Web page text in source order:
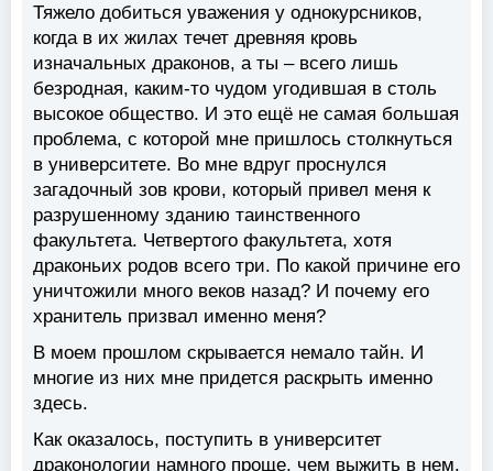
Тяжело добиться уважения у однокурсников,
когда в их жилах течет древняя кровь
изначальных драконов, а ты – всего лишь
безродная, каким-то чудом угодившая в столь
высокое общество. И это ещё не самая большая
проблема, с которой мне пришлось столкнуться
в университете. Во мне вдруг проснулся
загадочный зов крови, который привел меня к
разрушенному зданию таинственного
факультета. Четвертого факультета, хотя
драконьих родов всего три. По какой причине его
уничтожили много веков назад? И почему его
хранитель призвал именно меня?
В моем прошлом скрывается немало тайн. И
многие из них мне придется раскрыть именно
здесь.
Как оказалось, поступить в университет
драконологии намного проще, чем выжить в нем.